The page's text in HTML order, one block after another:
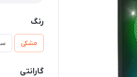
رنگ
مشکی
گارانتی